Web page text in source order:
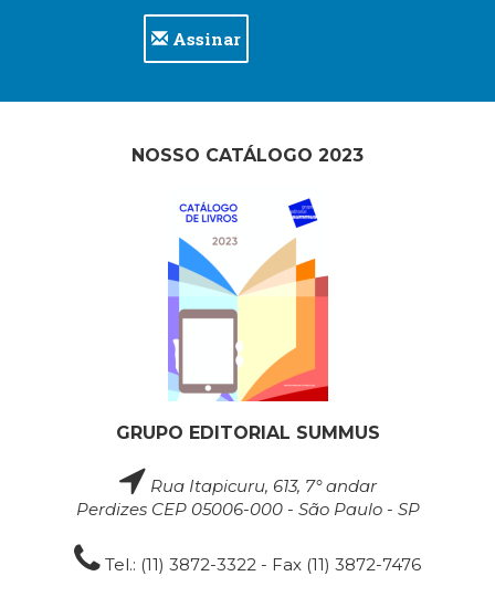
Assinar
NOSSO CATÁLOGO 2023
GRUPO EDITORIAL SUMMUS
Rua Itapicuru, 613, 7° andar
Perdizes CEP 05006-000 - São Paulo - SP
Tel.: (11) 3872-3322 - Fax (11) 3872-7476